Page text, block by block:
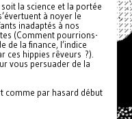
la science et la portée
à noyer le
inadaptés à nos
(Comment pourrions-
de la finance, l’indice
ces hippies rêveurs ?).
vous persuader de la
comme par hasard début